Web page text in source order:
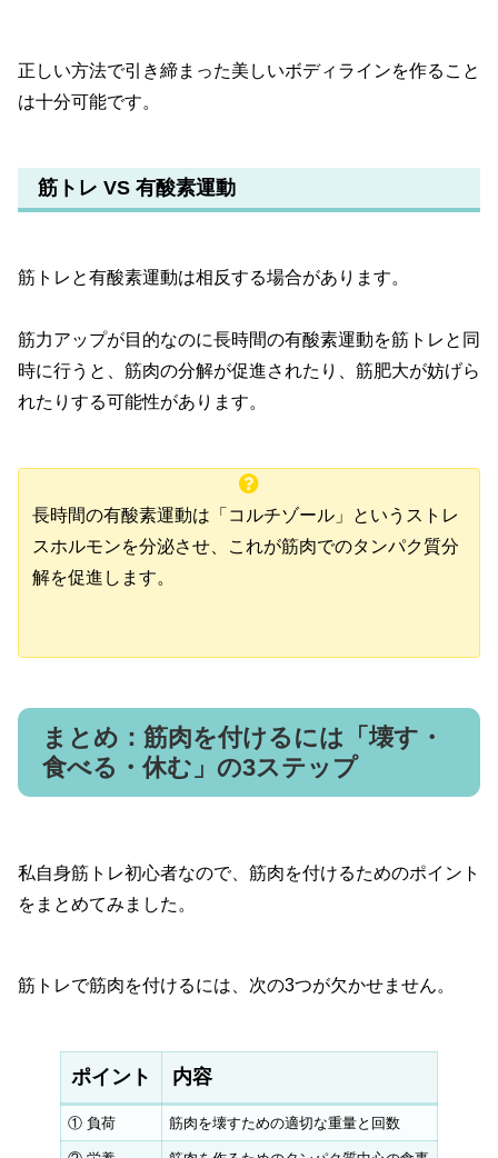
正しい方法で引き締まった美しいボディラインを作ること
は十分可能です。
筋トレ VS 有酸素運動
筋トレと有酸素運動は相反する場合があります。
筋力アップが目的なのに長時間の有酸素運動を筋トレと同
時に行うと、筋肉の分解が促進されたり、筋肥大が妨げら
れたりする可能性があります。
長時間の有酸素運動は「コルチゾール」というストレ
スホルモンを分泌させ、これが筋肉でのタンパク質分
解を促進します。
まとめ：筋肉を付けるには「壊す・
食べる・休む」の3ステップ
私自身筋トレ初心者なので、筋肉を付けるためのポイント
をまとめてみました。
筋トレで筋肉を付けるには、次の3つが欠かせません。
ポイント 内容
① 負荷 筋肉を壊すための適切な重量と回数